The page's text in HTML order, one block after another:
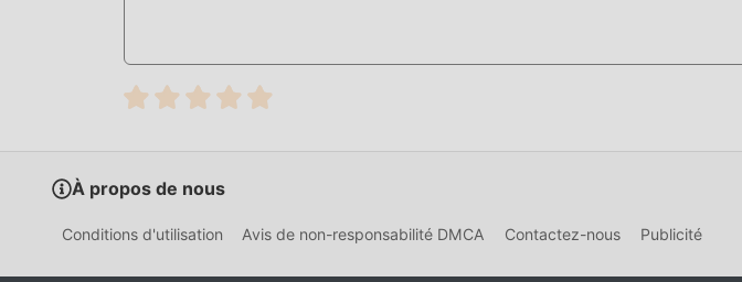
À propos de nous
Conditions d'utilisation Avis de non-responsabilité DMCA Contactez-nous Publicité